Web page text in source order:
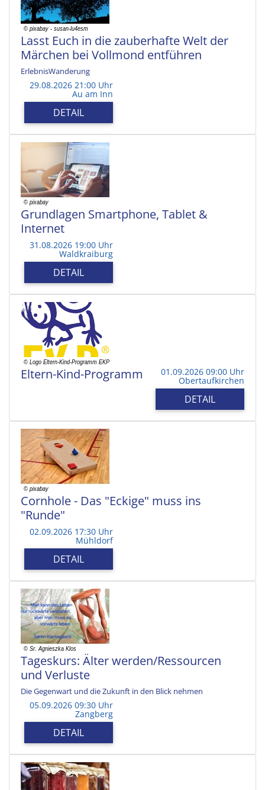
Lasst Euch in die zauberhafte Welt der
Märchen bei Vollmond entführen
ErlebnisWanderung
29.08.2026 21:00 Uhr
Au am Inn
DETAIL
Grundlagen Smartphone, Tablet &
Internet
31.08.2026 19:00 Uhr
Waldkraiburg
DETAIL
Eltern-Kind-Programm 01.09.2026 09:00 Uhr
Obertaufkirchen
DETAIL
Cornhole - Das "Eckige" muss ins
"Runde"
02.09.2026 17:30 Uhr
Mühldorf
DETAIL
Tageskurs: Älter werden/Ressourcen
und Verluste
Die Gegenwart und die Zukunft in den Blick nehmen
05.09.2026 09:30 Uhr
Zangberg
DETAIL